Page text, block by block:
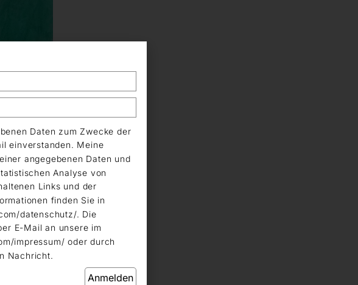
Daten zum Zwecke der
einverstanden. Meine
angegebenen Daten und
Analyse von
Links und der
finden Sie in
datenschutz/. Die
E-Mail an unsere im
impressum/ oder durch
Nachricht.
Anmelden